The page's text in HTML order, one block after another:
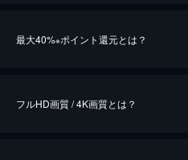
最大40%※ポイント還元とは？
フルHD画質 / 4K画質とは？